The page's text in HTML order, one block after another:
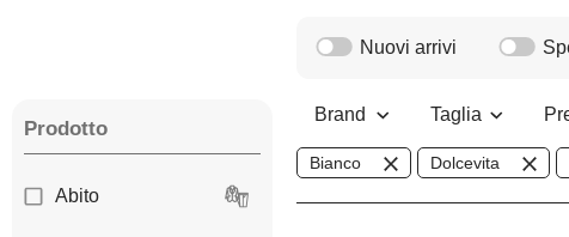
Prodotto
Abito
Nuovi arrivi
Brand Taglia
Bianco Dolcevita